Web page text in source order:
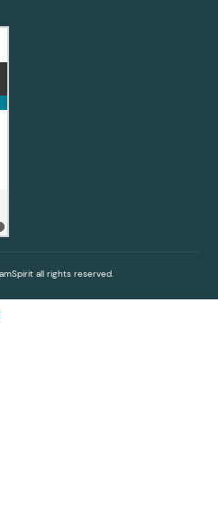
all rights reserved.